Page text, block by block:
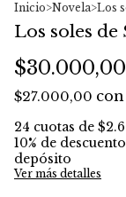
Inicio>Novela>Los
Los soles
$30.000,00
$27.000,00 con
24 cuotas de
10% de descuento
depósito
Ver más detalles